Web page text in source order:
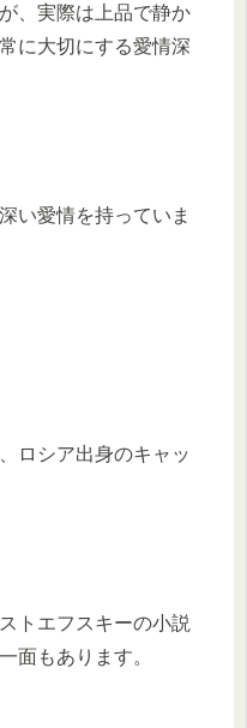
、実際は上品で静か
に大切にする愛情深
い愛情を持っていま
ロシア出身のキャッ
トエフスキーの小説
面もあります。​